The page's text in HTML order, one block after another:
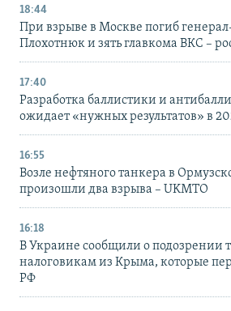
18:44
При взрыве в Москве погиб
Плохотнюк и зять главкома ВКС –
17:40
Разработка баллистики и
ожидает «нужных результатов» в
16:55
Возле нефтяного танкера в
произошли два взрыва – UKMTO
16:18
В Украине сообщили о подозрении
налоговикам из Крыма, которые
РФ